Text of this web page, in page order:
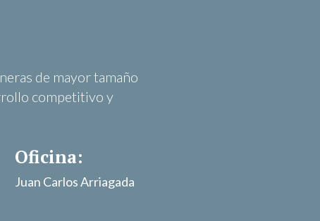
de mayor tamaño
competitivo y
Oficina:
Juan Carlos Arriagada